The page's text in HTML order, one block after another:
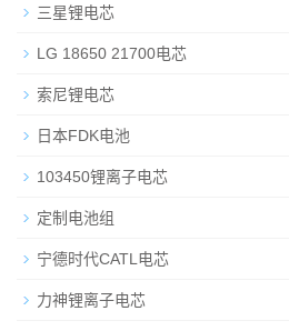
三星锂电芯
LG 18650 21700电芯
索尼锂电芯
日本FDK电池
103450锂离子电芯
定制电池组
宁德时代CATL电芯
力神锂离子电芯